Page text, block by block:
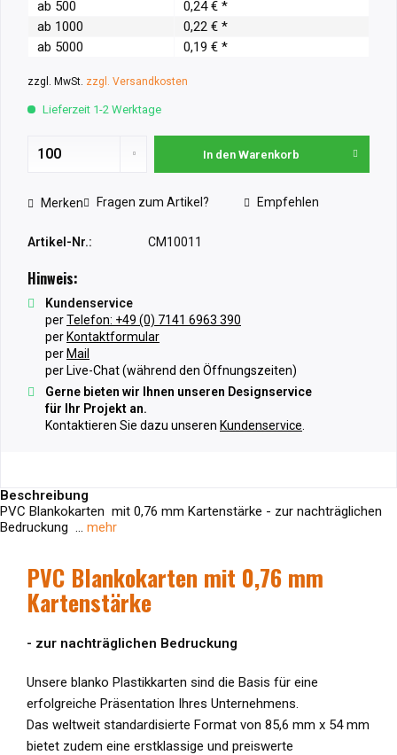
ab 500
0,24 € *
ab 1000
0,22 € *
ab 5000 0,19 € *
zzgl. MwSt. zzgl. Versandkosten
Lieferzeit 1-2 Werktage
In den Warenkorb
Merken Fragen zum Artikel? Empfehlen
Artikel-Nr.: CM10011
Hinweis:
Kundenservice
perTelefon: +49 (0) 7141 6963 390
per Kontaktformular
per Mail
per Live-Chat (während den Öffnungszeiten)
Gerne bieten wir Ihnen unseren Designservice
für Ihr Projekt an.
Kontaktieren Sie dazu unseren Kundenservice
Beschreibung
PVC Blankokarten mit 0,76 mm Kartenstärke - zur nachträglichen
Bedruckung ... mehr
PVC Blankokarten mit 0,76 mm
Kartenstärke
- zur nachträglichen Bedruckung
Unsere blanko Plastikkarten sind die Basis für eine
erfolgreiche Präsentation Ihres Unternehmens.
Das weltweit standardisierte Format von 85,6 mm x 54 mm
bietet zudem eine erstklassige und preiswerte